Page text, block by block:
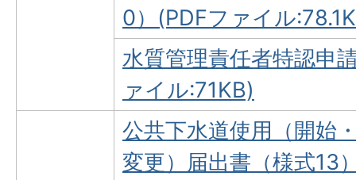
0）(PDFファイル
水質管理責任者特認申
ァイル:71KB)
公共下水道使用（開始
変更）届出書（様式13